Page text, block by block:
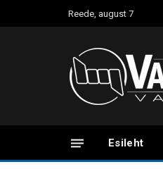
Reede, august 7
Esileht